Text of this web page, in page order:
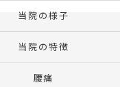
当院の様子
当院の特徴
腰痛